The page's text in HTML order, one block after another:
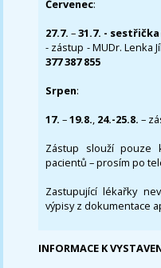
Červenec:
27.7.–31.7. -
- zástup - MUDr. Lenka
377 387 855
Srpen:
17. –19.8., 24.-25.8. –
Zástup slouží pouze
pacientů – prosím po
Zastupující lékařky
výpisy z dokumentace
INFORMACE K